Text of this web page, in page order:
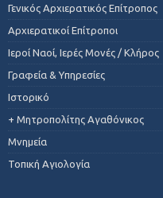
Γενικός Αρχιερατικός Επίτροπος
Αρχιερατικοί Επίτροποι
Ιεροί Ναοί, Ιερές Μονές / Κλήρος
Γραφεία & Υπηρεσίες
Ιστορικό
+ Μητροπολίτης Αγαθόνικος
Μνημεία
Τοπική Αγιολογία